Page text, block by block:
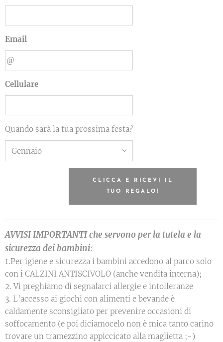
Email
Cellulare
Quando sarà la tua prossima festa?
CLICCA E RICEVI IL
TUO REGALO!
AVVISI IMPORTANTI che servono per la tutela e la
sicurezza dei bambini:
1.Per igiene e sicurezza i bambini accedono al parco solo
con i CALZINI ANTISCIVOLO (anche vendita interna);
2. Vi preghiamo di segnalarci allergie e intolleranze
3. L'accesso ai giochi con alimenti e bevande è
caldamente sconsigliato per prevenire occasioni di
soffocamento (e poi diciamocelo non è mica tanto carino
trovare un tramezzino appiccicato alla maglietta ;-)